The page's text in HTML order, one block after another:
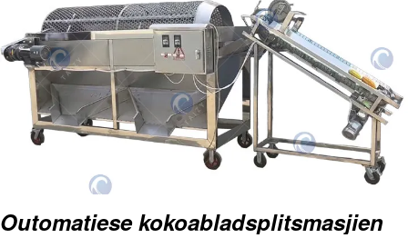
Outomatiese kokoabladsplitsmasjien